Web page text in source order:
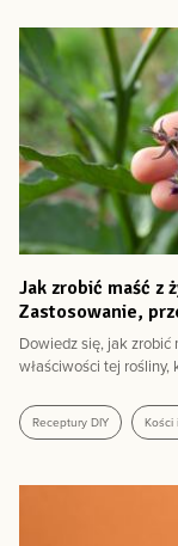
Jak zrobić maść z
Zastosowanie,
Dowiedz się, jak
właściwości tej rośliny,
Receptury DIY Kości